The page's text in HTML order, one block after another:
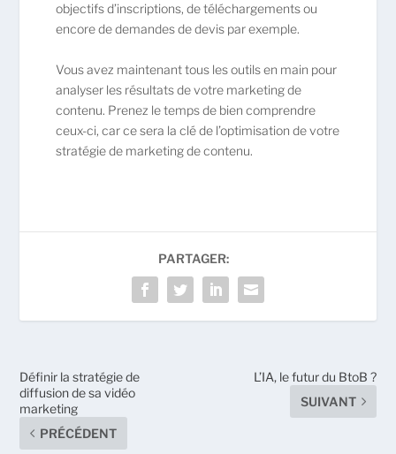
objectifs d’inscriptions, de téléchargements ou
encore de demandes de devis par exemple.
Vous avez maintenant tous les outils en main pour
analyser les résultats de votre marketing de
contenu. Prenez le temps de bien comprendre
ceux-ci, car ce sera la clé de l’optimisation de votre
stratégie de marketing de contenu.
PARTAGER:
Définir la stratégie de
diffusion de sa vidéo
marketing
PRÉCÉDENT
L’IA, le futur du BtoB ?
SUIVANT